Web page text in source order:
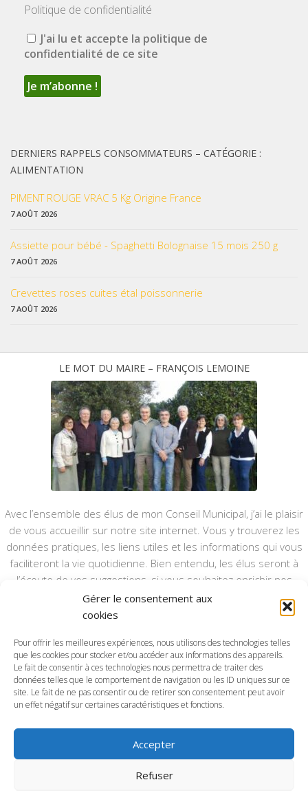
Gérer le consentement aux
cookies
Pour offrir les meilleures expériences, nous utilisons des technologies telles
que les cookies pour stocker et/ou accéder aux informations des appareils.
Le fait de consentir à ces technologies nous permettra de traiter des
données telles que le comportement de navigation ou les ID uniques sur ce
site. Le fait de ne pas consentir ou de retirer son consentement peut avoir
un effet négatif sur certaines caractéristiques et fonctions.
Accepter
Refuser
Politique de confidentialité
J'ai lu et accepte la politique de
confidentialité de ce site
DERNIERS RAPPELS CONSOMMATEURS – CATÉGORIE :
ALIMENTATION
PIMENT ROUGE VRAC 5 Kg Origine France
7 AOÛT 2026
Assiette pour bébé - Spaghetti Bolognaise 15 mois 250 g
7 AOÛT 2026
Crevettes roses cuites étal poissonnerie
7 AOÛT 2026
LE MOT DU MAIRE – FRANÇOIS LEMOINE
Avec l’ensemble des élus de mon Conseil Municipal, j’ai le plaisir
de vous accueillir sur notre site internet. Vous y trouverez les
données pratiques, les liens utiles et les informations qui vous
faciliteront la vie quotidienne. Bien entendu, les élus seront à
l’écoute de vos suggestions, si vous souhaitez enrichir nos
rubriques ou nos informations.
Ce type de communication vient en complément du bulletin
annuel, nous le ferons vivre et il sera actualisé pour mieux vous
informer.
Bonne visite à toutes et à tous.
Commune d'Anctoville-sur-Boscq © 2026. Tous droits